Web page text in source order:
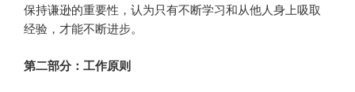
保持谦逊的重要性，认为只有不断学习和从他人身上吸取
经验，才能不断进步。
第二部分：工作原则